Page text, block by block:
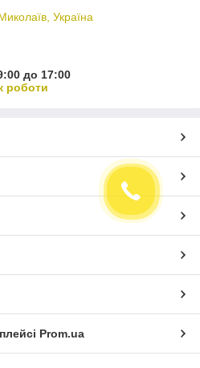
Україна
до 17:00
роботи
Prom.ua